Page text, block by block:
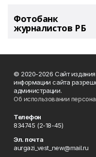
Фотобанк
журналистов РБ
© 2020-2026 Сайт
информации сайта
администрации.
Об использовании
Телефон
834745 (2-18-45)
Эл. почта
aurgazi_vest_new@mail.ru